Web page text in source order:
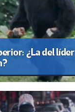
¿La del líder